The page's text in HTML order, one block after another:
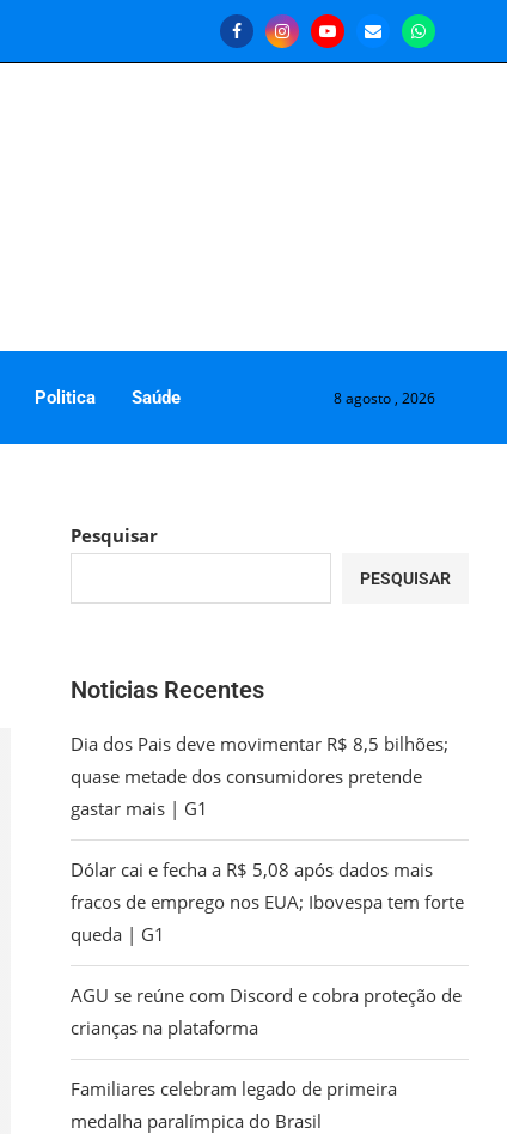
Politica Saúde 8 agosto , 2026
Pesquisar
PESQUISAR
Noticias Recentes
Dia dos Pais deve movimentar R$ 8,5 bilhões;
quase metade dos consumidores pretende
gastar mais | G1
Dólar cai e fecha a R$ 5,08 após dados mais
fracos de emprego nos EUA; Ibovespa tem forte
queda | G1
AGU se reúne com Discord e cobra proteção de
crianças na plataforma
Familiares celebram legado de primeira
medalha paralímpica do Brasil